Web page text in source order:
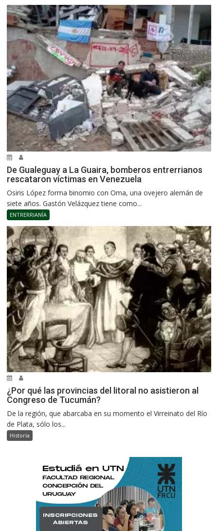
De Gualeguay a La Guaira, bomberos entrerrianos
rescataron víctimas en Venezuela
Osiris López forma binomio con Oma, una ovejero alemán de
siete años. Gastón Velázquez tiene como...
ENTRERRIANÍA
¿Por qué las provincias del litoral no asistieron al
Congreso de Tucumán?
De la región, que abarcaba en su momento el Virreinato del Río
de Plata, sólo los...
Historia